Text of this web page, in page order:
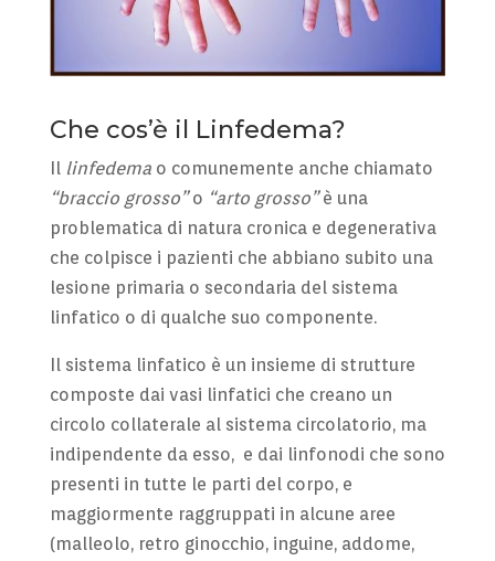
Che cos’è il Linfedema?
Illinfedemao comunemente anche chiamato
“braccio grosso”o “arto grosso”è una
problematica di natura cronica e degenerativa
che colpisce i pazienti che abbiano subito una
lesione primaria o secondaria del sistema
linfatico o di qualche suo componente.
Il sistema linfatico è un insieme di strutture
composte dai vasi linfatici che creano un
circolo collaterale al sistema circolatorio, ma
indipendente da esso, e dai linfonodi che sono
presenti in tutte le parti del corpo, e
maggiormente raggruppati in alcune aree
(malleolo, retro ginocchio, inguine, addome,